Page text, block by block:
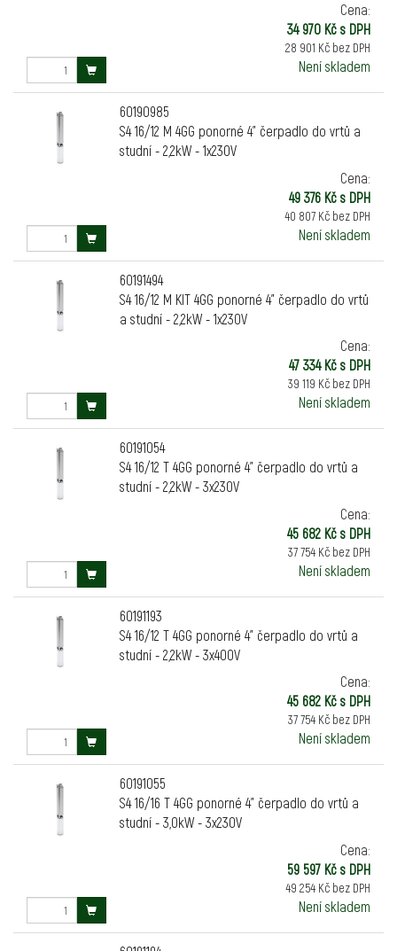
Cena:
34 970 Kč s DPH
28 901 Kč bez DPH
Není skladem
60190985
S4 16/12 M 4GG ponorné 4" čerpadlo do vrtů a
studní - 2,2kW - 1x230V
Cena:
49 376 Kč s DPH
40 807 Kč bez DPH
Není skladem
60191494
S4 16/12 M KIT 4GG ponorné 4" čerpadlo do vrtů
a studní - 2,2kW - 1x230V
Cena:
47 334 Kč s DPH
39 119 Kč bez DPH
Není skladem
60191054
S4 16/12 T 4GG ponorné 4" čerpadlo do vrtů a
studní - 2,2kW - 3x230V
Cena:
45 682 Kč s DPH
37 754 Kč bez DPH
Není skladem
60191193
S4 16/12 T 4GG ponorné 4" čerpadlo do vrtů a
studní - 2,2kW - 3x400V
Cena:
45 682 Kč s DPH
37 754 Kč bez DPH
Není skladem
60191055
S4 16/16 T 4GG ponorné 4" čerpadlo do vrtů a
studní - 3,0kW - 3x230V
Cena:
59 597 Kč s DPH
49 254 Kč bez DPH
Není skladem